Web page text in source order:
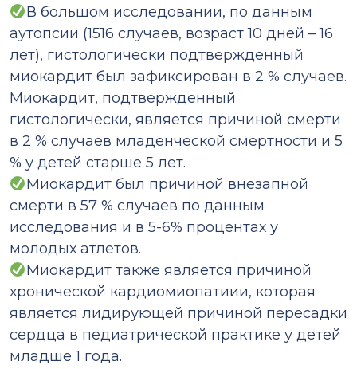
В большом исследовании, по данным
аутопсии (1516 случаев, возраст 10 дней – 16
лет), гистологически подтвержденный
миокардит был зафиксирован в 2 % случаев.
Миокардит, подтвержденный
гистологически, является причиной смерти
в 2 % случаев младенческой смертности и 5
% у детей старше 5 лет. ⠀
Миокардит был причиной внезапной
смерти в 57 % случаев по данным
исследования и в 5-6% процентах у
молодых атлетов. ⠀
Миокардит также является причиной
хронической кардиомиопатиии, которая
является лидирующей причиной пересадки
сердца в педиатрической практике у детей
младше 1 года.